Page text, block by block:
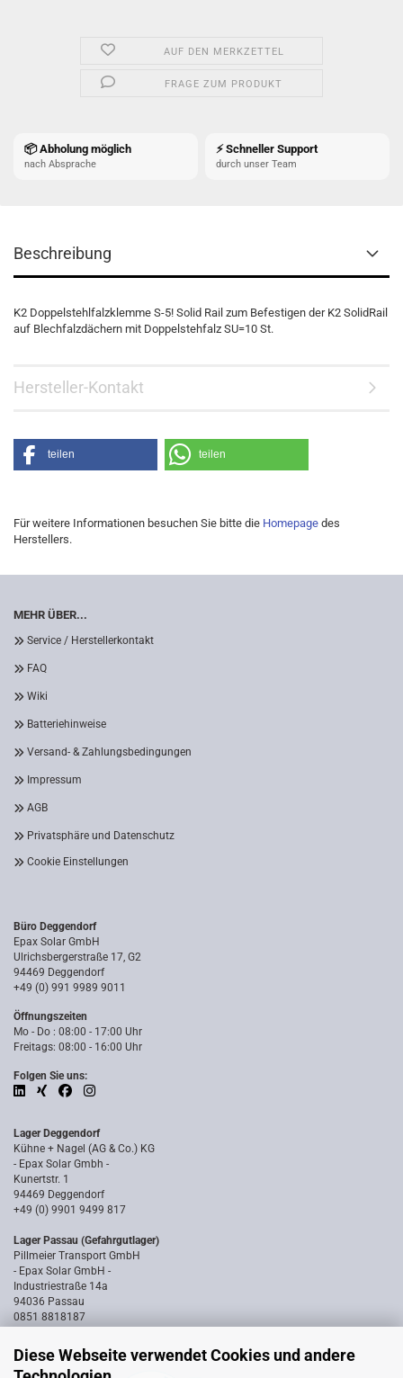
Diese Webseite verwendet Cookies und andere
AUF DEN MERKZETTEL
FRAGE ZUM PRODUKT
📦 Abholung möglich
nach Absprache
⚡ Schneller Support
durch unser Team
Beschreibung
K2 Doppelstehlfalzklemme S-5! Solid Rail zum Befestigen der K2 SolidRail
auf Blechfalzdächern mit Doppelstehfalz SU=10 St.
Hersteller-Kontakt
teilen teilen
Für weitere Informationen besuchen Sie bitte die Homepage des
Herstellers.
MEHR ÜBER...
Service / Herstellerkontakt
FAQ
Wiki
Batteriehinweise
Versand- & Zahlungsbedingungen
Impressum
AGB
Privatsphäre und Datenschutz
Cookie Einstellungen
Büro Deggendorf
Epax Solar GmbH
Ulrichsbergerstraße 17, G2
94469 Deggendorf
+49 (0) 991 9989 9011
Öffnungszeiten
Mo - Do : 08:00 - 17:00 Uhr
Freitags: 08:00 - 16:00 Uhr
Folgen Sie uns:
Lager Deggendorf
Kühne + Nagel (AG & Co.) KG
- Epax Solar Gmbh -
Kunertstr. 1
94469 Deggendorf
+49 (0) 9901 9499 817
Lager Passau (Gefahrgutlager)
Pillmeier Transport GmbH
- Epax Solar GmbH -
Industriestraße 14a
94036 Passau
0851 8818187